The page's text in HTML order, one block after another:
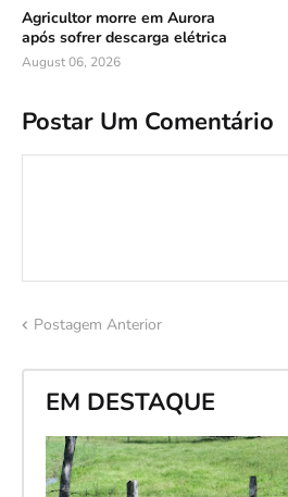
Agricultor morre em Aurora
após sofrer descarga elétrica
August 06, 2026
Postar Um Comentário
Postagem Anterior
EM DESTAQUE